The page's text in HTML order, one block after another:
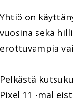
Yhtiö on
vuosina sekä
erottuvampia
Pelkästä
Pixel 11 -